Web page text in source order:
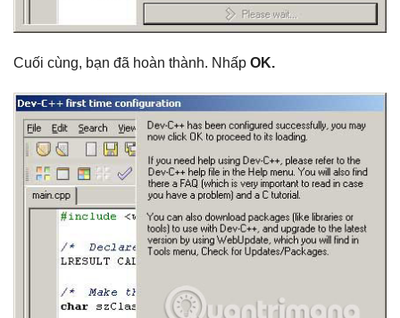
Cuối cùng, bạn đã hoàn thành. Nhấp OK.